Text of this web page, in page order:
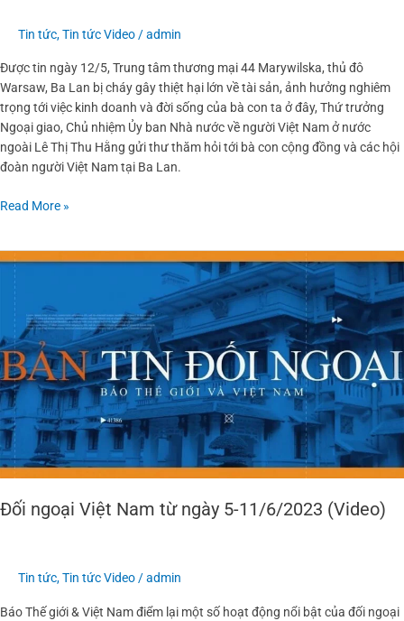
Tin tức,Tin tức Video /admin
Được tin ngày 12/5, Trung tâm thương mại 44 Marywilska, thủ đô
Warsaw, Ba Lan bị cháy gây thiệt hại lớn về tài sản, ảnh hưởng nghiêm
trọng tới việc kinh doanh và đời sống của bà con ta ở đây, Thứ trưởng
Ngoại giao, Chủ nhiệm Ủy ban Nhà nước về người Việt Nam ở nước
ngoài Lê Thị Thu Hằng gửi thư thăm hỏi tới bà con cộng đồng và các hội
đoàn người Việt Nam tại Ba Lan.
tâm
thương
mại
ở
Ba
Lan
Read More »
Đối ngoại Việt Nam từ ngày 5-11/6/2023 (Video)
Tin tức,Tin tức Video/admin
Báo Thế giới & Việt Nam điểm lại một số hoạt động nổi bật của đối ngoại
Đối
ngoại
Việt
Nam
từ
ngày
5-
11/6/2023
(Video)